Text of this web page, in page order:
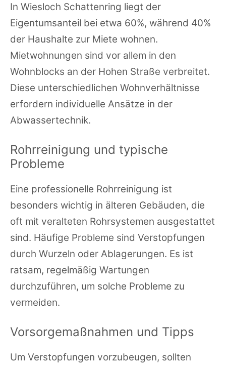
In Wiesloch Schattenring liegt der
Eigentumsanteil bei etwa 60%, während 40%
der Haushalte zur Miete wohnen.
Mietwohnungen sind vor allem in den
Wohnblocks an der Hohen Straße verbreitet.
Diese unterschiedlichen Wohnverhältnisse
erfordern individuelle Ansätze in der
Abwassertechnik.
Rohrreinigung und typische
Probleme
Eine professionelle Rohrreinigung ist
besonders wichtig in älteren Gebäuden, die
oft mit veralteten Rohrsystemen ausgestattet
sind. Häufige Probleme sind Verstopfungen
durch Wurzeln oder Ablagerungen. Es ist
ratsam, regelmäßig Wartungen
durchzuführen, um solche Probleme zu
vermeiden.
Vorsorgemaßnahmen und Tipps
Um Verstopfungen vorzubeugen, sollten